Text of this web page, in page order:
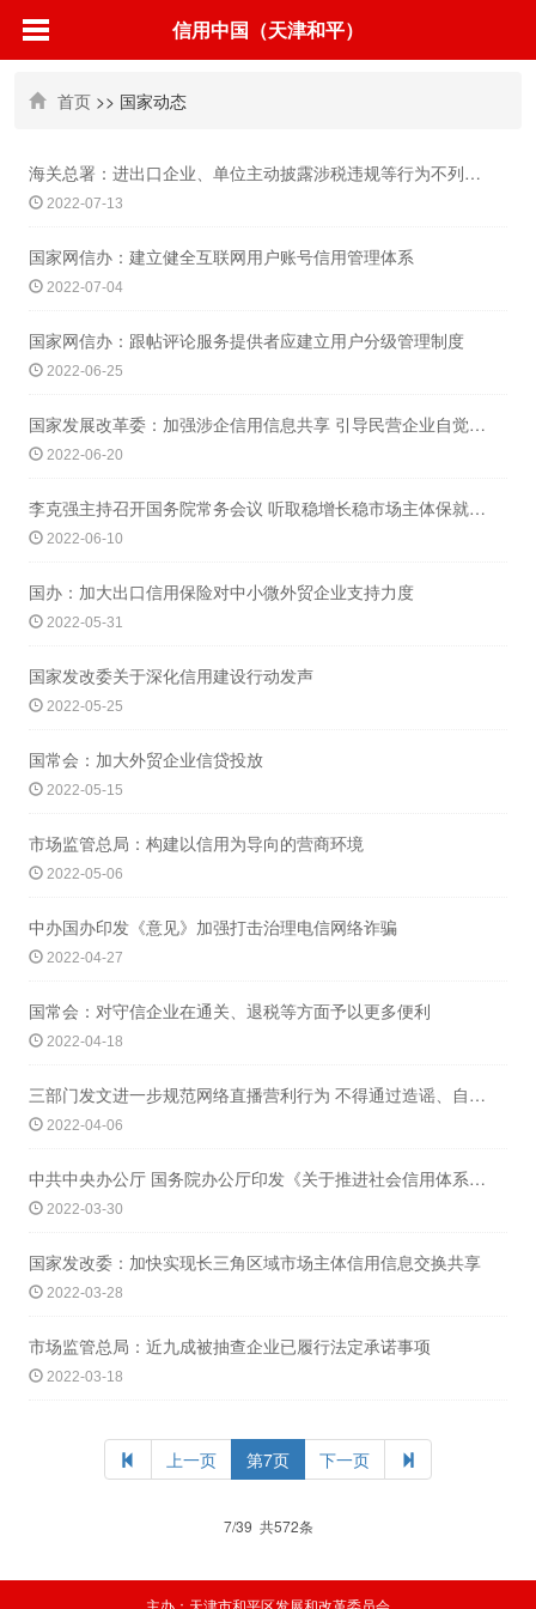
信用中国（天津和平）
首页 >> 国家动态
海关总署：进出口企业、单位主动披露涉税违规等行为不列入信用记录
2022-07-13
国家网信办：建立健全互联网用户账号信用管理体系
2022-07-04
国家网信办：跟帖评论服务提供者应建立用户分级管理制度
2022-06-25
国家发展改革委：加强涉企信用信息共享 引导民营企业自觉强化信用管理
2022-06-20
李克强主持召开国务院常务会议 听取稳增长稳市场主体保就业专项督查情况汇报等
2022-06-10
国办：加大出口信用保险对中小微外贸企业支持力度
2022-05-31
国家发改委关于深化信用建设行动发声
2022-05-25
国常会：加大外贸企业信贷投放
2022-05-15
市场监管总局：构建以信用为导向的营商环境
2022-05-06
中办国办印发《意见》加强打击治理电信网络诈骗
2022-04-27
国常会：对守信企业在通关、退税等方面予以更多便利
2022-04-18
三部门发文进一步规范网络直播营利行为 不得通过造谣、自我打赏等诱导消费
2022-04-06
中共中央办公厅 国务院办公厅印发《关于推进社会信用体系建设高质量发展促进形成新发
2022-03-30
国家发改委：加快实现长三角区域市场主体信用信息交换共享
2022-03-28
市场监管总局：近九成被抽查企业已履行法定承诺事项
2022-03-18
上一页 第7页 下一页
7/39 共572条
主办：天津市和平区发展和改革委员会